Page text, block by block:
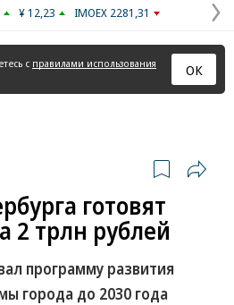
¥ 12,23 IMOEX 2281,31
с правилами использования
ОК
готовят
2 трлн рублей
программу развития
города до 2030 года